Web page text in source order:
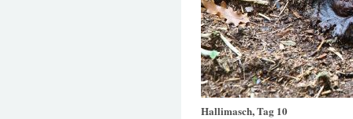
Hallimasch, Tag 10